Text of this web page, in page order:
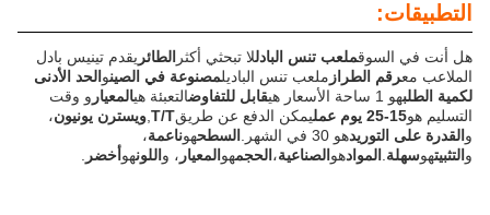
التطبيقات:
هل أنت في السوقملعب تنس البادللا تبحثي أكثرالطائريقدم تينيس بادل
الملاعب معرقم الطراز ملعب تنس الباديلمصنوعة في الصينوالحد الأدنى
لكمية الطلبهو 1 ساحة الأسعار هي قابل للتفاوضالتعبئة هيالمعيارو وقت
التسليم هو15-25 يوم عمل يمكن الدفع عن طريقT/T
,ويسترن يونيون،
القدرة على التوريدهو 30 في الشهر. السطحهوناعمة،
التثبيتهوسهلة.المواد هوالصناعية،الحجمهوالمعيار، و اللونهوأخضر.